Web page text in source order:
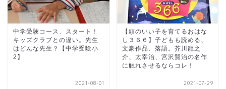
中学受験コース、スタート！
キッズクラブとの違い。先生
はどんな先生？【中学受験小
2】
2021-08-01
【頭のいい子を育てるおはな
し３６６】子どもも読める、
文豪作品、落語。芥川龍之
介、太宰治、宮沢賢治の名作
に触れさせるならコレ！
2021-07-29